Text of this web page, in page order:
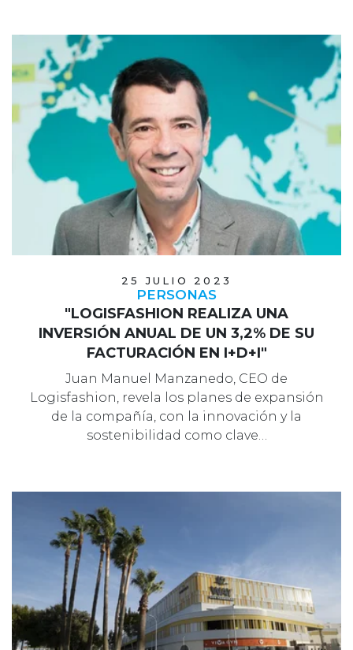
25 JULIO 2023
PERSONAS
"LOGISFASHION REALIZA UNA
INVERSIÓN ANUAL DE UN 3,2% DE SU
FACTURACIÓN EN I+D+I"
Juan Manuel Manzanedo, CEO de
Logisfashion, revela los planes de expansión
de la compañía, con la innovación y la
sostenibilidad como clave…